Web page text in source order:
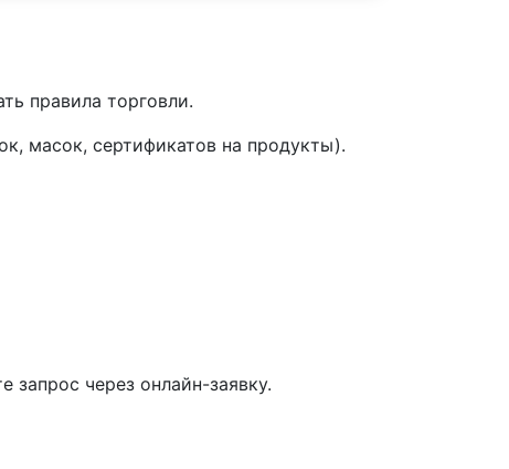
правила торговли.
масок, сертификатов на продукты).
запрос через онлайн-заявку.